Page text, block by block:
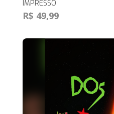
IMPRESSO
R$ 49,99